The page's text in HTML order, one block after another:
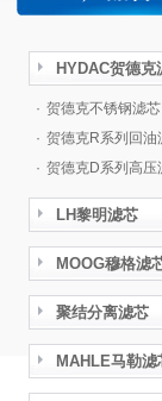
HYDAC贺德克
· 贺德克不锈钢滤芯
· 贺德克R系列回油
· 贺德克D系列高压
LH黎明滤芯
MOOG穆格滤
聚结分离滤芯
MAHLE马勒滤